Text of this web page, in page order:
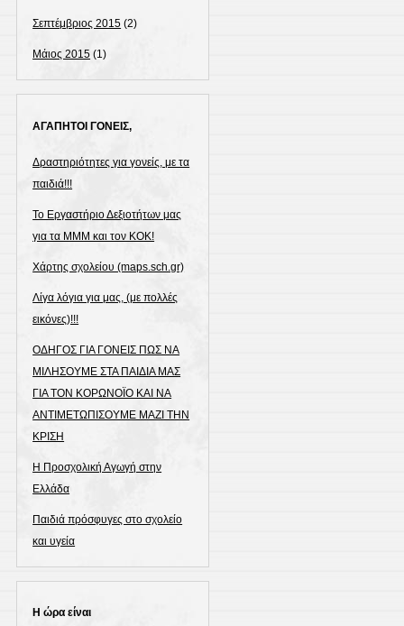
Σεπτέμβριος 2015 (2)
Μάιος 2015 (1)
ΑΓΑΠΗΤΟΙ ΓΟΝΕΙΣ,
Δραστηριότητες για γονείς, με τα
παιδιά!!!
Το Εργαστήριο Δεξιοτήτων μας
για τα ΜΜΜ και τον ΚΟΚ!
Χάρτης σχολείου (maps.sch.gr)
Λίγα λόγια για μας, (με πολλές
εικόνες)!!!
ΟΔΗΓΟΣ ΓΙΑ ΓΟΝΕΙΣ ΠΩΣ ΝΑ
ΜΙΛΗΣΟΥΜΕ ΣΤΑ ΠΑΙΔΙΑ ΜΑΣ
ΓΙΑ ΤΟΝ ΚΟΡΩΝΟΪΟ ΚΑΙ ΝΑ
ΑΝΤΙΜΕΤΩΠΙΣΟΥΜΕ ΜΑΖΙ ΤΗΝ
ΚΡΙΣΗ
Η Προσχολική Αγωγή στην
Ελλάδα
Παιδιά πρόσφυγες στο σχολείο
και υγεία
Η ώρα είναι